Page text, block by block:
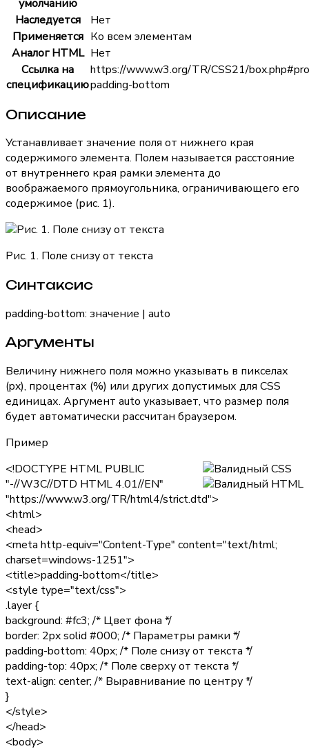
умолчанию
Наследуется
Нет
Применяется Ко всем элементам
Аналог HTML Нет
Ссылка на
спецификацию
https://www.w3.org/TR/CSS21/
padding-bottom
Описание
Устанавливает значение поля от нижнего края
содержимого элемента. Полем называется расстояние
от внутреннего края рамки элемента до
воображаемого прямоугольника, ограничивающего его
содержимое (рис. 1).
Рис. 1. Поле снизу от текста
Синтаксис
padding-bottom: значение | auto
Аргументы
Величину нижнего поля можно указывать в пикселах
(px), процентах (%) или других допустимых для CSS
единицах. Аргумент auto указывает, что размер поля
будет автоматически рассчитан браузером.
Пример
<!DOCTYPE HTML PUBLIC
"-//W3C//DTD HTML 4.01//EN"
"https://www.w3.org/TR/html4/strict.dtd">
<html>
<head>
<meta http-equiv="Content-Type" content="text/html;
charset=windows-1251">
<title>padding-bottom</title>
<style type="text/css">
.layer {
background: #fc3;/* Цвет фона */
border: 2px solid #000;/* Параметры рамки */
padding-bottom: 40px;/* Поле снизу от текста */
padding-top: 40px;/* Поле сверху от текста */
text-align: center;/* Выравнивание по центру */
}
</style>
</head>
<body>